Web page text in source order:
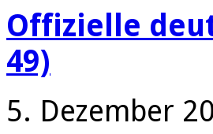
Offizielle
49)
5. Dezember